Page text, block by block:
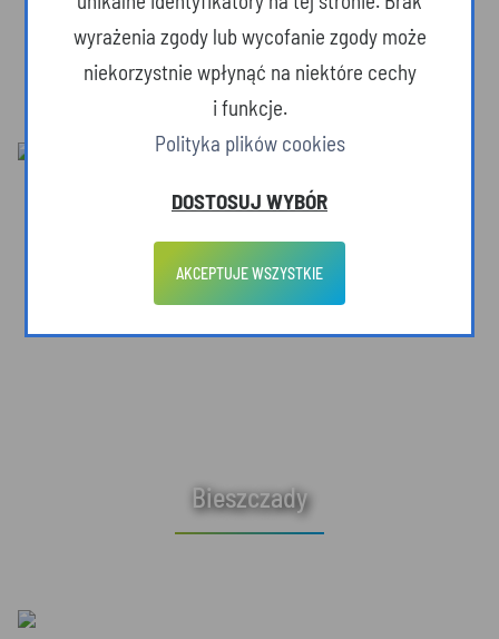
Dzika przyroda
Bieszczady
wyrażenia zgody lub wycofanie zgody może
niekorzystnie wpłynąć na niektóre cechy
i funkcje.
Polityka plików cookies
DOSTOSUJ WYBÓR
AKCEPTUJE WSZYSTKIE